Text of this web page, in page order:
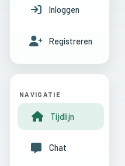
Inloggen
Registreren
NAVIGATIE
Tijdlijn
Chat